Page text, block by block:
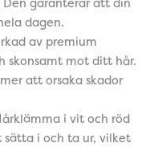
dagen.
av premium
skonsamt mot ditt hår.
att orsaka skador
i vit och röd
sätta i och ta ur, vilket